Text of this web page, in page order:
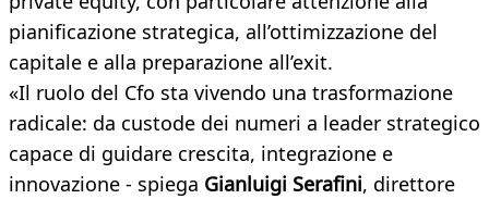
pianificazione strategica, all’ottimizzazione del
capitale e alla preparazione all’exit.
«Il ruolo del Cfo sta vivendo una trasformazione
radicale: da custode dei numeri a leader strategico
capace di guidare crescita, integrazione e
innovazione - spiega Gianluigi Serafini, direttore